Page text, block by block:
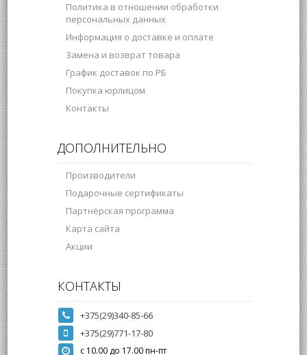
Политика в отношении обработки
персональных данных
Информация о доставке и оплате
Замена и возврат товара
График доставок по РБ
Покупка юрлицом
Контакты
ДОПОЛНИТЕЛЬНО
Производители
Подарочные сертификаты
Партнёрская программа
Карта сайта
Акции
КОНТАКТЫ
+375(29)340-85-66
+375(29)771-17-80
с 10.00 до 17.00 пн-пт